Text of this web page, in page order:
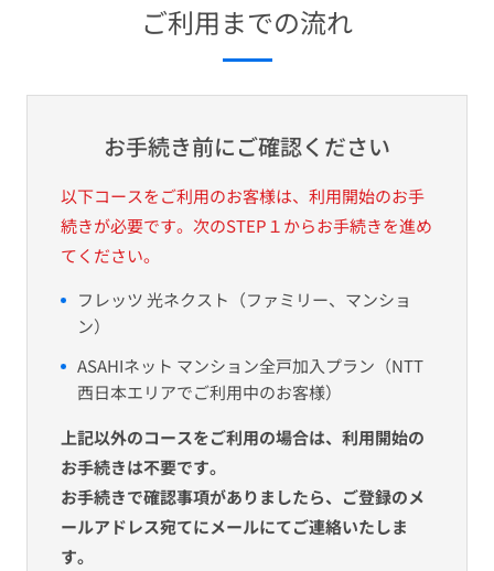
ご利用までの流れ
お手続き前にご確認ください
以下コースをご利用のお客様は、利用開始のお手
続きが必要です。次のSTEP１からお手続きを進め
てください。
フレッツ 光ネクスト（ファミリー、マンショ
ン）
ASAHIネット マンション全戸加入プラン（NTT
西日本エリアでご利用中のお客様）
上記以外のコースをご利用の場合は、利用開始の
お手続きは不要です。
お手続きで確認事項がありましたら、ご登録のメ
ールアドレス宛てにメールにてご連絡いたしま
す。